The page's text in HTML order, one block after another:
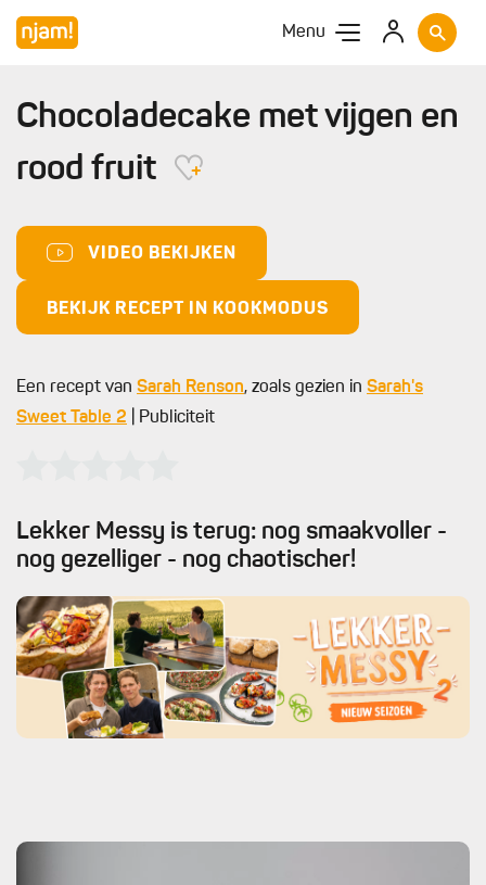
Menu
Chocoladecake met vijgen en
rood fruit
VIDEO BEKIJKEN
BEKIJK RECEPT IN KOOKMODUS
Een recept van Sarah Renson, zoals gezien in Sarah's
Sweet Table 2 | Publiciteit
Lekker Messy is terug: nog smaakvoller -
nog gezelliger - nog chaotischer!